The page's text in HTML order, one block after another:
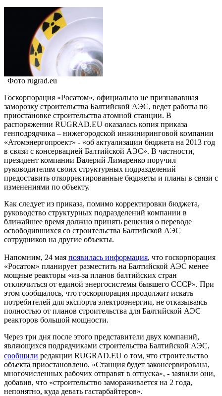
Фото rugrad.eu
Госкорпорация «Росатом», официально не признававшая
заморозку строительства Балтийской АЭС, ведет работы по
приостановке строительства атомной станции. В
распоряжении RUGRAD.EU оказалась копия приказа
генподрядчика – нижегородской инжиниринговой компании
«Атомэнергопроект» - «об актуализации бюджета на 2013 год
в связи с консервацией Балтийской АЭС». В частности,
президент компании Валерий Лимаренко поручил
руководителям своих структурных подразделений
предоставить откорректированные бюджеты и планы в связи с
изменениями по объекту.
Как следует из приказа, помимо корректировки бюджета,
руководство структурных подразделений компании в
ближайшее время должно принять решения о переводе
освободившихся со строительства Балтийской АЭС
сотрудников на другие объекты.
Напомним, 24 мая появилась информация, что госкорпорация
«Росатом» планирует разместить на Балтийской АЭС менее
мощные реакторы «из-за планов балтийских стран
отключиться от единой энергосистемы бывшего СССР». При
этом сообщалось, что госкорпорация продолжит искать
потребителей для экспорта электроэнергии, не отказываясь
полностью от планов строительства для Балтийской АЭС
реакторов большой мощности.
Через три дня после этого представители двух компаний,
являющихся подрядчиками строительства Балтийской АЭС,
сообщили редакции RUGRAD.EU о том, что строительство
объекта приостановлено. «Станция будет законсервирована,
многочисленных рабочих отправят в отпуска», - заявили они,
добавив, что «строительство замораживается на 2 года,
непонятно, куда девать гастарбайтеров».